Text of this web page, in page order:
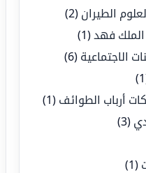
الطيران (2)
فهد(1)
الاجتماعية (6)
أرباب الطوائف (1)
(3)
(1)